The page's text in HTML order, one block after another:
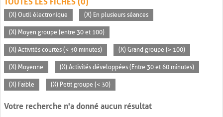
(X) Outil électronique (X) En plusieurs séances
(X) Moyen groupe (entre 30 et 100)
(X) Activités courtes (< 30 minutes) (X) Grand groupe (> 100)
(X) Moyenne (X) Activités développées (Entre 30 et 60 minutes)
(X) Faible (X) Petit groupe (< 30)
Votre recherche n'a donné aucun résultat